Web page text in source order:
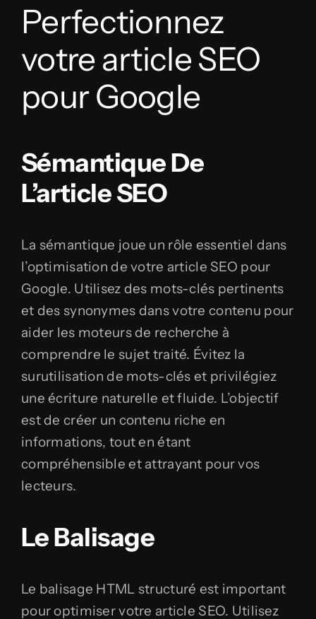
Perfectionnez
votre article SEO
pour Google
Sémantique De
L’article SEO
La sémantique joue un rôle essentiel dans
l’optimisation de votre article SEO pour
Google. Utilisez des mots-clés pertinents
et des synonymes dans votre contenu pour
aider les moteurs de recherche à
comprendre le sujet traité. Évitez la
surutilisation de mots-clés et privilégiez
une écriture naturelle et fluide. L’objectif
est de créer un contenu riche en
informations, tout en étant
compréhensible et attrayant pour vos
lecteurs.
Le Balisage
Le balisage HTML structuré est important
pour optimiser votre article SEO. Utilisez